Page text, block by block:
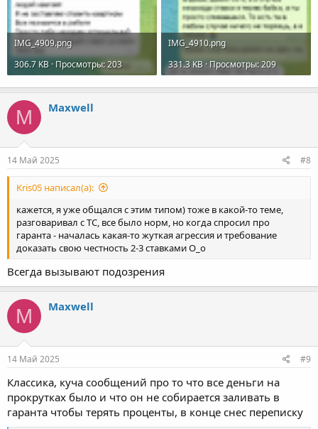
IMG_4909.png
306.7 KB · Просмотры: 203
IMG_4910.png
331.3 KB · Просмотры: 209
M Maxwell
14 Май 2025 #8
Kris05 написал(а):
кажется, я уже общался с этим типом) тоже в какой-то теме,
разговаривал с ТС, все было норм, но когда спросил про
гаранта - началась какая-то жуткая агрессия и требование
доказать свою честность 2-3 ставками О_о
Всегда вызывают подозрения
M Maxwell
14 Май 2025 #9
Классика, куча сообщений про то что все деньги на
прокрутках было и что он не собирается заливать в
гаранта чтобы терять проценты, в конце снес переписку